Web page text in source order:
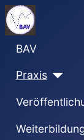
BAV
Praxis